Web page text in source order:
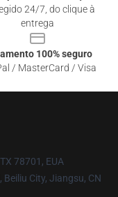
24/7, do clique à
entrega
100% seguro
/ MasterCard / Visa
78701, EUA
Beiliu City, Jiangsu, CN